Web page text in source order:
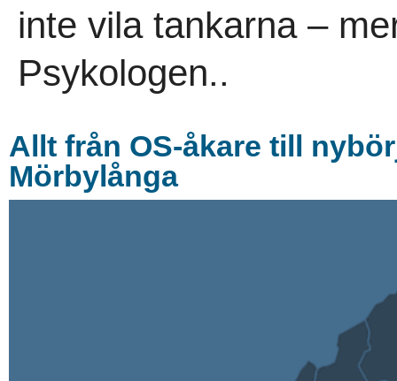
inte vila tankarna –
Psykologen..
Allt från OS-åkare till
Mörbylånga